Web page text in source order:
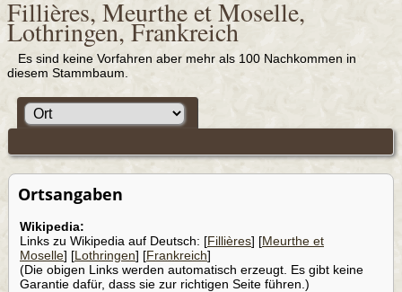
Fillières, Meurthe et Moselle,
Lothringen, Frankreich
Es sind keine Vorfahren aber mehr als 100 Nachkommen in
diesem Stammbaum.
Ortsangaben
Wikipedia:
Links zu Wikipedia auf Deutsch: [Fillières] [Meurthe et
Moselle] [Lothringen] [Frankreich]
(Die obigen Links werden automatisch erzeugt. Es gibt keine
Garantie dafür, dass sie zur richtigen Seite führen.)